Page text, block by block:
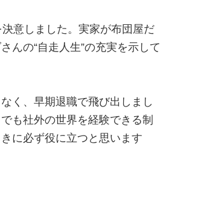
意しました。実家が布団屋だ
んの“自走人生”の充実を示して
く、早期退職で飛び出しまし
も社外の世界を経験できる制
に必ず役に立つと思います